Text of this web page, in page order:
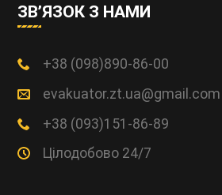
ЗВ’ЯЗОК З НАМИ
+38 (098)890-86-00
evakuator.zt.ua@gmail.com
+38 (093)151-86-89
Цілодобово 24/7